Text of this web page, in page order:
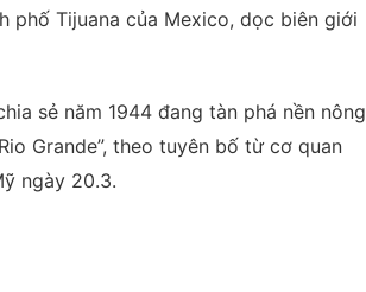
phố Tijuana của Mexico, dọc biên giới
sẻ năm 1944 đang tàn phá nền nông
Grande”, theo tuyên bố từ cơ quan
ngày 20.3.